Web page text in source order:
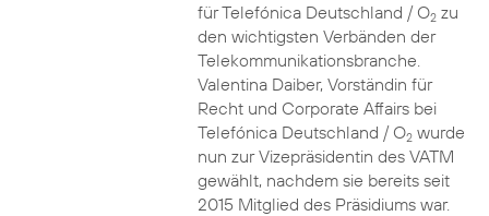
für Telefónica Deutschland / O2zu
den wichtigsten Verbänden der
Telekommunikationsbranche.
Valentina Daiber, Vorständin für
Recht und Corporate Affairs bei
Telefónica Deutschland / O2wurde
nun zur Vizepräsidentin des VATM
gewählt, nachdem sie bereits seit
2015 Mitglied des Präsidiums war.